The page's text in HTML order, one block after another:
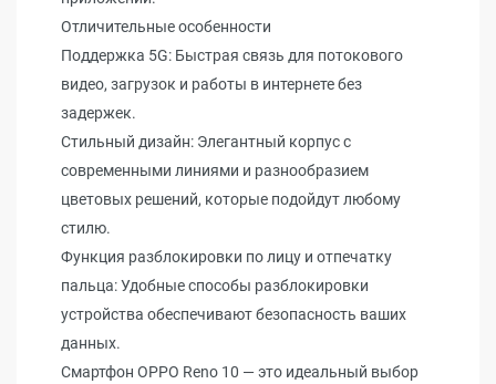
Отличительные особенности
Поддержка 5G: Быстрая связь для потокового
видео, загрузок и работы в интернете без
задержек.
Стильный дизайн: Элегантный корпус с
современными линиями и разнообразием
цветовых решений, которые подойдут любому
стилю.
Функция разблокировки по лицу и отпечатку
пальца: Удобные способы разблокировки
устройства обеспечивают безопасность ваших
данных.
Смартфон OPPO Reno 10 — это идеальный выбор